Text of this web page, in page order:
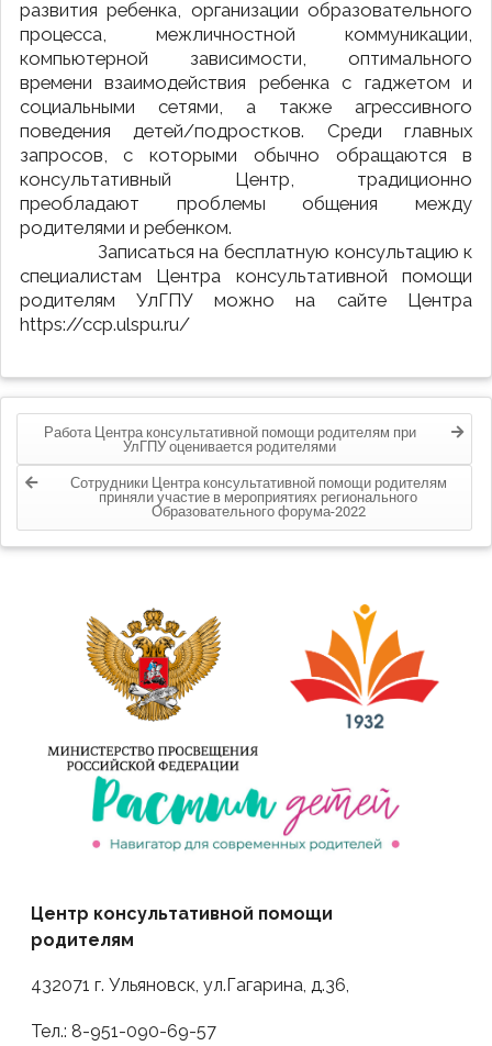
развития ребенка, организации образовательного
процесса, межличностной коммуникации,
компьютерной зависимости, оптимального
времени взаимодействия ребенка с гаджетом и
социальными сетями, а также агрессивного
поведения детей/подростков. Среди главных
запросов, с которыми обычно обращаются в
консультативный Центр, традиционно
преобладают проблемы общения между
родителями и ребенком.
Записаться на бесплатную консультацию к
специалистам Центра консультативной помощи
родителям УлГПУ можно на сайте Центра
https://ccp.ulspu.ru/
Навигация
записям
Работа Центра консультативной помощи родителям при
УлГПУ оценивается родителями
Сотрудники Центра консультативной помощи родителям
приняли участие в мероприятиях регионального
Образовательного форума-2022
Центр консультативной помощи
родителям
432071 г. Ульяновск, ул.Гагарина, д.36,
Тел.: 8-951-090-69-57